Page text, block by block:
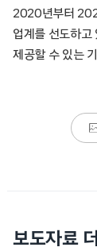
2020년부터
업계를 선도하고
제공할 수 있는
보도자료